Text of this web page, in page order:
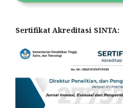
Sertifikat Akreditasi SINTA: